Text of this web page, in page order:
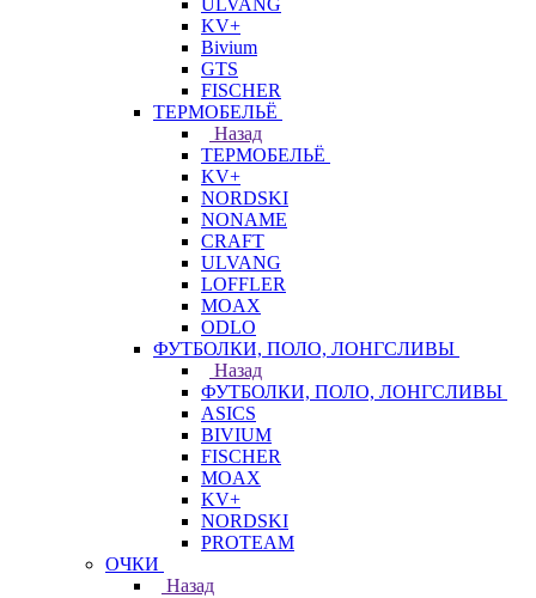
ULVANG
KV+
Bivium
GTS
FISCHER
ТЕРМОБЕЛЬЁ
Назад
ТЕРМОБЕЛЬЁ
KV+
NORDSKI
NONAME
CRAFT
ULVANG
LOFFLER
MOAX
ODLO
ФУТБОЛКИ, ПОЛО, ЛОНГСЛИВЫ
Назад
ФУТБОЛКИ, ПОЛО, ЛОНГСЛИВЫ
ASICS
BIVIUM
FISCHER
MOAX
KV+
NORDSKI
PROTEAM
ОЧКИ
Назад